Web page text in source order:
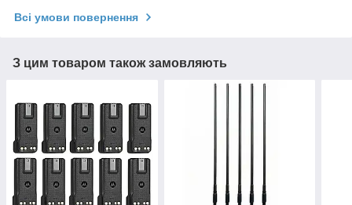
Всі умови повернення
З цим товаром також замовляють